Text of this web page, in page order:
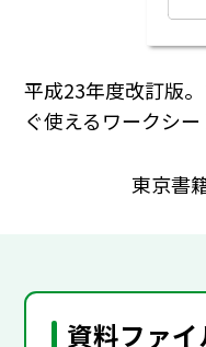
平成23年度改訂版
ぐ使えるワークシー
東京書
資料ファイ